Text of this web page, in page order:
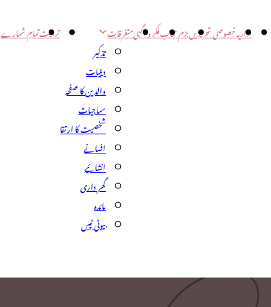
اداریہخصوصی تحریریںبزم حجابفکر و آگہیمتفرقات
تذکیر
دینیات
والدین کا صفحہ
سماجیات
شخصیت کا ارتقا
افسانے
انشائیے
گھر داری
مائدہ
بیوٹی ٹپس
تربیتتمام شمارے